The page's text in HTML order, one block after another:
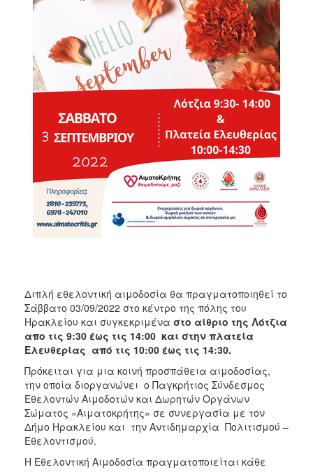
ΠΟΛΙΤΙΣΜΟΣ
Διπλή εθελοντική αιμοδοσία θα πραγματοποιηθεί το
Σάββατο 03/09/2022 στο κέντρο της πόλης του
Ηρακλείου και συγκεκριμένα στο αίθριο της Λότζια
απο τις 9:30 έως τις 14:00 και στην πλατεία
Ελευθερίας από τις 10:00 έως τις 14:30.
Πρόκειται για μια κοινή προσπάθεια αιμοδοσίας,
την οποία διοργανώνει ο Παγκρήτιος Σύνδεσμος
Εθελοντών Αιμοδοτών και Δωρητών Οργάνων
Σώματος «Αιματοκρήτης» σε συνεργασία με τον
Δήμο Ηρακλείου και την Αντιδημαρχία Πολιτισμού –
Εθελοντισμού.
Η Εθελοντική Αιμοδοσία πραγματοποιείται κάθε